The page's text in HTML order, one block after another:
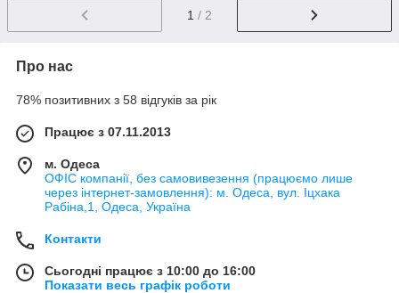
1 / 2
Про нас
78% позитивних з 58 відгуків за рік
Працює з 07.11.2013
м. Одеса
ОФІС компанії, без самовивезення (працюємо лише
через інтернет-замовлення): м. Одеса, вул. Іцхака
Рабіна,1, Одеса, Україна
Контакти
Сьогодні працює з 10:00 до 16:00
Показати весь графік роботи